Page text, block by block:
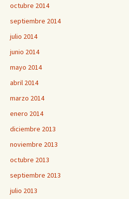
octubre 2014
septiembre 2014
julio 2014
junio 2014
mayo 2014
abril 2014
marzo 2014
enero 2014
diciembre 2013
noviembre 2013
octubre 2013
septiembre 2013
julio 2013